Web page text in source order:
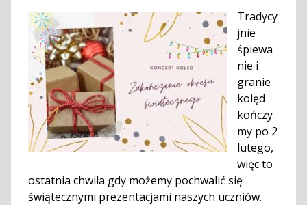
Tradycy
jnie
śpiewa
nie i
granie
kolęd
kończy
my po 2
lutego,
więc to
ostatnia chwila gdy możemy pochwalić się
świątecznymi prezentacjami naszych uczniów.